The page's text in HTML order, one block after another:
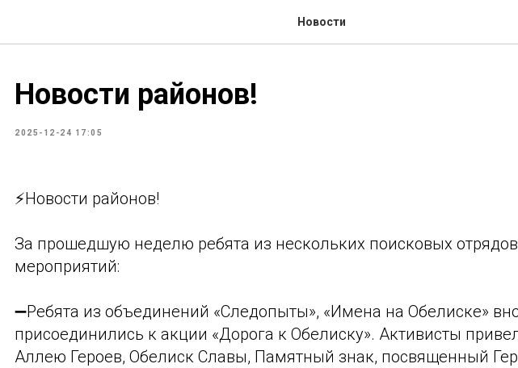
Новости
Новости районов!
2025-12-24 17:05
⚡Новости районов!
За прошедшую неделю ребята из нескольких поисковых
мероприятий:
➖Ребята из объединений «Следопыты», «Имена на Обелиске»
присоединились к акции «Дорога к Обелиску». Активисты
Аллею Героев, Обелиск Славы, Памятный знак, посвященный